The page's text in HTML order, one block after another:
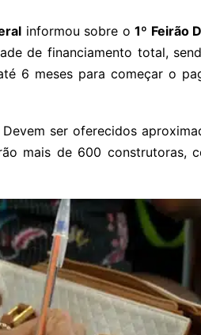
informou sobre o1º Feirão
de financiamento total,
6 meses para começar o
ser oferecidos
mais de 600 construtoras,